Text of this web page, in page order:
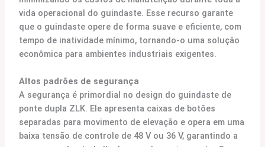
vida operacional do guindaste. Esse recurso garante
que o guindaste opere de forma suave e eficiente, com
tempo de inatividade mínimo, tornando-o uma solução
econômica para ambientes industriais exigentes.
Altos padrões de segurança
A segurança é primordial no design do guindaste de
ponte dupla ZLK. Ele apresenta caixas de botões
separadas para movimento de elevação e opera em uma
baixa tensão de controle de 48 V ou 36 V, garantindo a